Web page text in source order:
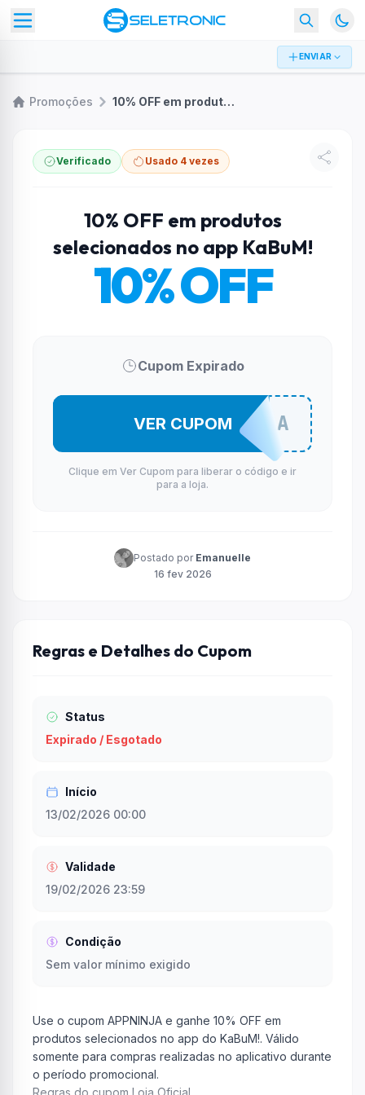
ENVIAR
Promoções 10% OFF em produtos selecionados no app KaBuM!
Verificado Usado 4 vezes
10% OFF em produtos
selecionados no app KaBuM!
10% OFF
Cupom Expirado
APPNINJA
VER CUPOM
Clique em Ver Cupom para liberar o código e ir
para a loja.
Postado por Emanuelle
16 fev 2026
Regras e Detalhes do Cupom
Status
Expirado / Esgotado
Início
13/02/2026 00:00
Validade
19/02/2026 23:59
Condição
Sem valor mínimo exigido
Use o cupom APPNINJA e ganhe 10% OFF em
produtos selecionados no app do KaBuM!. Válido
somente para compras realizadas no aplicativo durante
o período promocional.
Regras do cupom Loja Oficial